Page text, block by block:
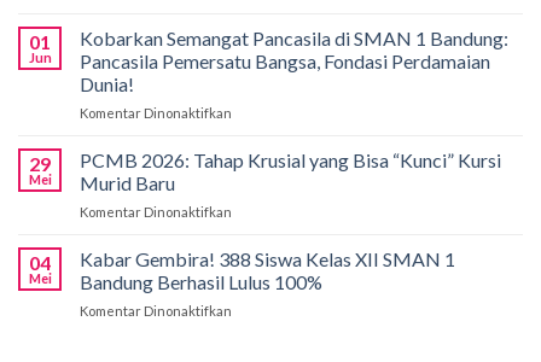
Bandung
Borong
Biology
Akses
Pendidikan,
SMAN
Kuota
Khusus
Sekolah
Penyangga
01
Jun
Kobarkan Semangat Pancasila di SMAN 1 Bandung:
Pancasila Pemersatu Bangsa, Fondasi Perdamaian
Dunia!
Komentar Dinonaktifkan
Semangat
Pancasila
Bandung:
Pancasila
29
Mei
PCMB 2026: Tahap Krusial yang Bisa “Kunci” Kursi
Murid Baru
Komentar Dinonaktifkan
2026:
Tahap
Krusial
04
Mei
Kabar Gembira! 388 Siswa Kelas XII SMAN 1
Bandung Berhasil Lulus 100%
Komentar Dinonaktifkan